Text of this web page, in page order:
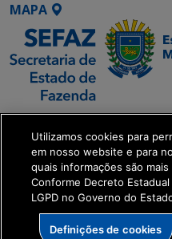
MAPA
SETDIG | Secretaria-
Executiva de
Transformação Digital
get_footer();
Utilizamos cookies para
em nosso website e para
quais informações são
Conforme Decreto
LGPD no Governo do
Definições de cookies